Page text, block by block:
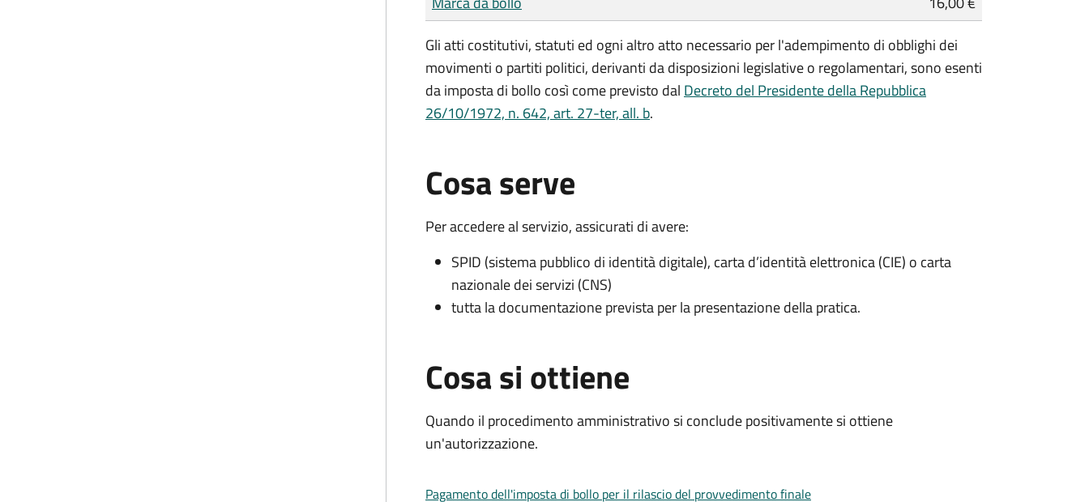
Gli atti costitutivi, statuti ed ogni altro atto necessario per l'adempimento di obblighi dei
movimenti o partiti politici, derivanti da disposizioni legislative o regolamentari, sono esenti
da imposta di bollo così come previsto dal Decreto del Presidente della Repubblica
26/10/1972, n. 642, art. 27-ter, all. b.
Cosa serve
Per accedere al servizio, assicurati di avere:
SPID (sistema pubblico di identità digitale), carta d’identità elettronica (CIE) o carta
nazionale dei servizi (CNS)
tutta la documentazione prevista per la presentazione della pratica.
Cosa si ottiene
Quando il procedimento amministrativo si conclude positivamente si ottiene
un'autorizzazione.
Pagamento dell'imposta di bollo per il rilascio del provvedimento finale